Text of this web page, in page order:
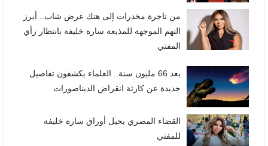
من تاجرة مخدرات إلى هتك عرض شاب.. أبرز
التهم الموجهة للمذيعة سارة خليفة بانتظار رأي
المفتي
بعد 66 مليون سنة.. العلماء يكشفون تفاصيل
جديدة عن كارثة انقراض الديناصورات
القضاء المصري يحيل أوراق سارة خليفة
للمفتي